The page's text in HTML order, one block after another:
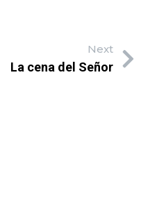
Next
La cena del Señor